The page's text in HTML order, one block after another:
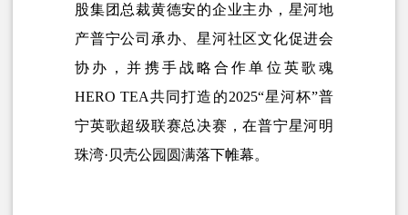
股集团总裁黄德安的企业主办，星河地
产普宁公司承办、星河社区文化促进会
协办，并携手战略合作单 位英歌魂
HERO TEA共同打造的2025“星河杯”普
宁英歌超级联赛总决赛，在普宁星河明
珠湾·贝壳公园圆满落下帷幕。